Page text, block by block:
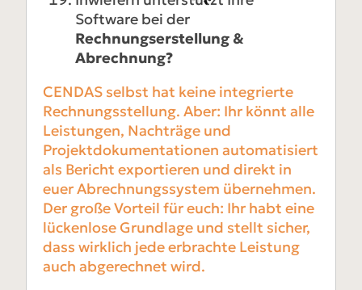
Software bei der
Rechnungserstellung &
Abrechnung?
CENDAS selbst hat keine integrierte
Rechnungsstellung. Aber: Ihr könnt alle
Leistungen, Nachträge und
Projektdokumentationen automatisiert
als Bericht exportieren und direkt in
euer Abrechnungssystem übernehmen.
Der große Vorteil für euch: Ihr habt eine
lückenlose Grundlage und stellt sicher,
dass wirklich jede erbrachte Leistung
auch abgerechnet wird.